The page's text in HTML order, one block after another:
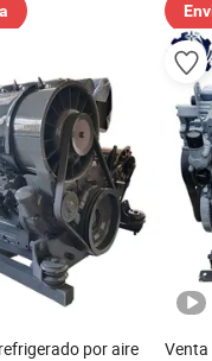
por aire
Venta